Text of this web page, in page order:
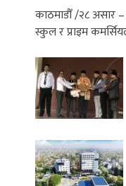
काठमाडौँ /२८ असार
स्कुल र प्राइम